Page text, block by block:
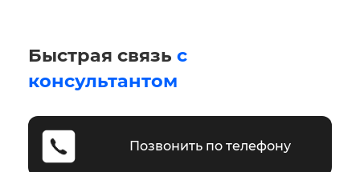
Быстрая связь с
консультантом
Позвонить по телефону